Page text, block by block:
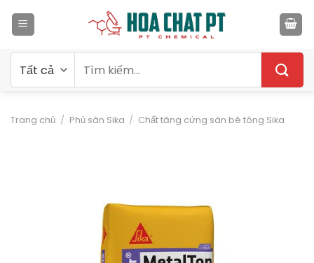
qua
kiếm:
Trang chủ / Phủ sàn Sika / Chất tăng cứng sàn bê tông Sika